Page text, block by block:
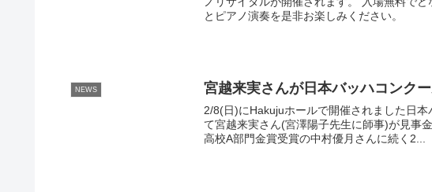
とピアノ演奏を是非お楽しみください。
NEWS 宮越来実さんが日本バッハコンク
2/8(日)にHakujuホールで開催されました日
て宮越来実さん(宮澤陽子先生に師事)が見事
高校A部門金賞受賞の中村優月さんに続く2...